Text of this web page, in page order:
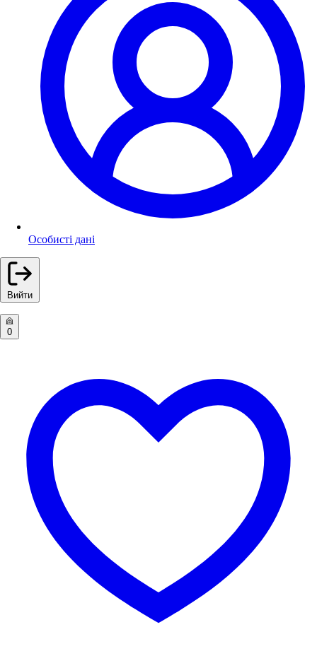
Особисті дані
Вийти
0